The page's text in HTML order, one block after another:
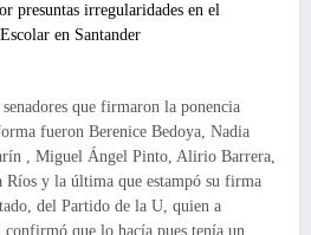
presuntas irregularidades en el
en Santander
que firmaron la ponencia
fueron Berenice Bedoya, Nadia
, Miguel Ángel Pinto, Alirio Barrera,
y la última que estampó su firma
del Partido de la U, quien a
confirmó que lo hacía pues tenía un